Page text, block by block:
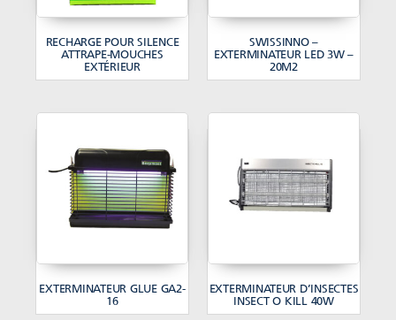
RECHARGE POUR SILENCE
ATTRAPE-MOUCHES
EXTÉRIEUR
SWISSINNO –
EXTERMINATEUR LED 3W –
20M2
EXTERMINATEUR GLUE GA2-
16
EXTERMINATEUR D’INSECTES
INSECT O KILL 40W